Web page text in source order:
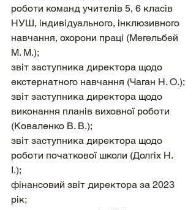
роботи команд учителів 5, 6 класів
НУШ, індивідуального, інклюзивного
навчання, охорони праці (Мегельбей
М. М.);
звіт заступника директора щодо
екстернатного навчання (Чаган Н. О.);
звіт заступника директора щодо
виконання планів виховної роботи
(Коваленко В. В.);
звіт заступника директора щодо
роботи початкової школи (Долгіх Н.
І.);
фінансовий звіт директора за 2023
рік;